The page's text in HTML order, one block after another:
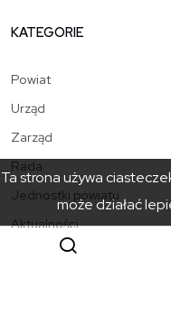
KATEGORIE
Powiat
Urząd
Zarząd
Rada
Jednostki powiatu
Aktualności
Ta strona używa
może działać